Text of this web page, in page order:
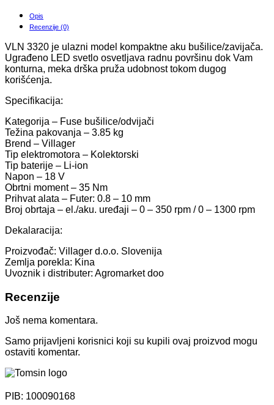
Opis
Recenzije (0)
VLN 3320 je ulazni model kompaktne aku bušilice/zavijača.
Ugrađeno LED svetlo osvetljava radnu površinu dok Vam
konturna, meka drška pruža udobnost tokom dugog
korišćenja.
Specifikacija:
Kategorija – Fuse bušilice/odvijači
Težina pakovanja – 3.85 kg
Brend – Villager
Tip elektromotora – Kolektorski
Tip baterije – Li-ion
Napon – 18 V
Obrtni moment – 35 Nm
Prihvat alata – Futer: 0.8 – 10 mm
Broj obrtaja – el./aku. uređaji – 0 – 350 rpm / 0 – 1300 rpm
Dekalaracija:
Proizvođač: Villager d.o.o. Slovenija
Zemlja porekla: Kina
Uvoznik i distributer: Agromarket doo
Recenzije
Još nema komentara.
Samo prijavljeni korisnici koji su kupili ovaj proizvod mogu
ostaviti komentar.
PIB: 100090168